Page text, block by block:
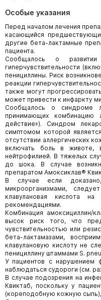
Особые указания
Перед началом лечения
касающийся
другие бета-лактамные
пациента.
Сообщалось о
гиперчувствительности
пенициллины. Риск
реакции
также могут
может привести к инфаркту
Сообщалось о синдроме
принимающих комбинацию
действие»). Синдром
симптомом которой
отсутствии аллергических
включать боль в животе,
нейтрофилией. В тяжелых
до шока. В случае
препаратом Амоксиклав®
В случае если
микроорганизмами,
клавулановая кислота
рекомендациями.
Комбинация амоксициллин/
высок риск того, что
чувствительностью или
бета-лактамазами,
клавулановую кислоту не
пенициллину штаммами S.
У пациентов с нарушением
наблюдаться судороги (см.
В случае подозрения на
Квиктаб, поскольку у
(кореподобную кожную сыпь),